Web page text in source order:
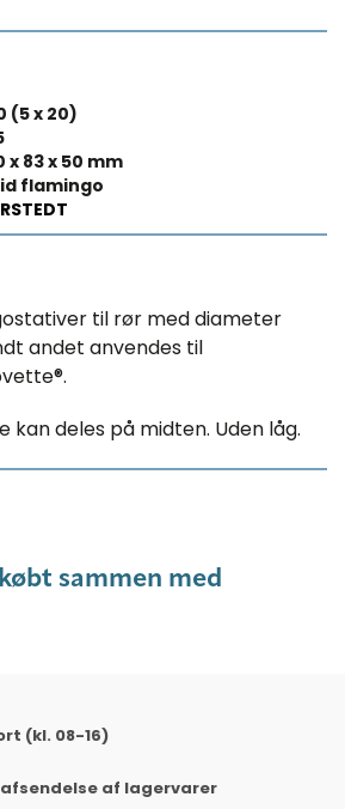
(5 x 20)
x 83 x 50 mm
flamingo
til rør med diameter
andet anvendes til
kan deles på midten. Uden låg.
sammen med
(kl. 08-16)
af lagervarer